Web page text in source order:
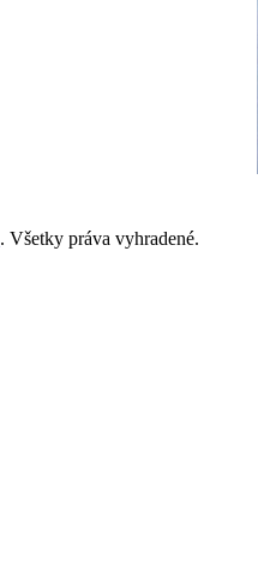
. Všetky práva vyhradené.